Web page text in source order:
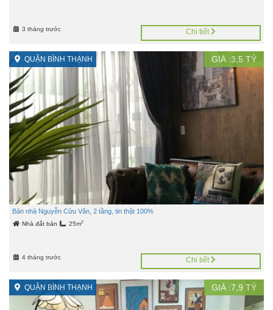
3 tháng trước Chi tiết
QUẬN BÌNH THẠNH GIÁ :3,5 TỶ
Bán nhà Nguyễn Cửu Vân, 2 tầng, tin thật 100%
Nhà đất bán 25m2
4 tháng trước Chi tiết
QUẬN BÌNH THẠNH GIÁ :7,9 TỶ